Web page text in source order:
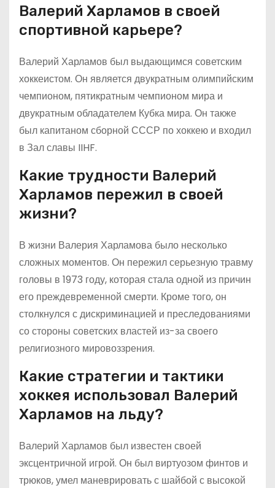
Валерий Харламов в своей
спортивной карьере?
Валерий Харламов был выдающимся советским
хоккеистом. Он является двукратным олимпийским
чемпионом, пятикратным чемпионом мира и
двукратным обладателем Кубка мира. Он также
был капитаном сборной СССР по хоккею и входил
в Зал славы IIHF.
Какие трудности Валерий
Харламов пережил в своей
жизни?
В жизни Валерия Харламова было несколько
сложных моментов. Он пережил серьезную травму
головы в 1973 году, которая стала одной из причин
его преждевременной смерти. Кроме того, он
столкнулся с дискриминацией и преследованиями
со стороны советских властей из-за своего
религиозного мировоззрения.
Какие стратегии и тактики
хоккея использовал Валерий
Харламов на льду?
Валерий Харламов был известен своей
эксцентричной игрой. Он был виртуозом финтов и
трюков, умел маневрировать с шайбой с высокой